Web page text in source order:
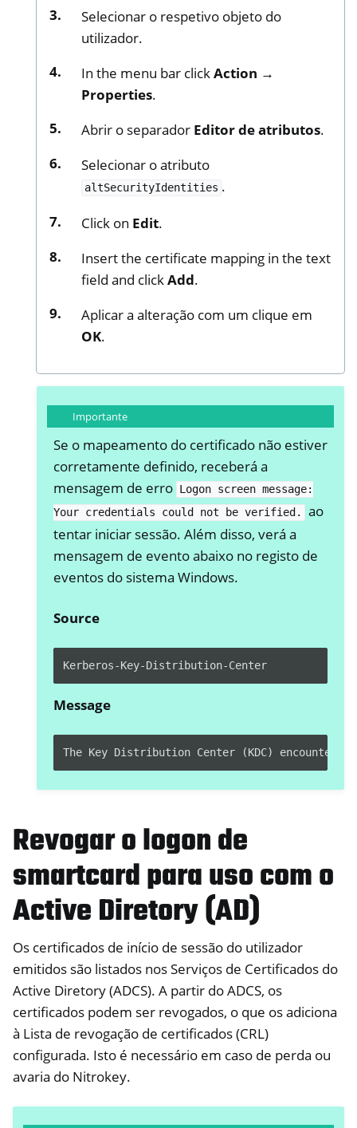
Selecionar o respetivo objeto do
utilizador.
In the menu bar clickAction →
Properties.
Abrir o separador Editor de atributos.
Selecionar o atributo
altSecurityIdentities .
Click on Edit.
Insert the certificate mapping in the text
field and clickAdd.
Aplicar a alteração com um clique em
OK.
Importante
Se o mapeamento do certificado não estiver
corretamente definido, receberá a
mensagem de erro Logon screen message:
Your credentials could not be verified. ao
tentar iniciar sessão. Além disso, verá a
mensagem de evento abaixo no registo de
eventos do sistema Windows.
Source
Kerberos-Key-Distribution-Center
Message
Revogar o logon de
smartcard para uso com o
Active Diretory (AD)
Os certificados de início de sessão do utilizador
emitidos são listados nos Serviços de Certificados do
Active Diretory (ADCS). A partir do ADCS, os
certificados podem ser revogados, o que os adiciona
à Lista de revogação de certificados (CRL)
configurada. Isto é necessário em caso de perda ou
avaria do Nitrokey.